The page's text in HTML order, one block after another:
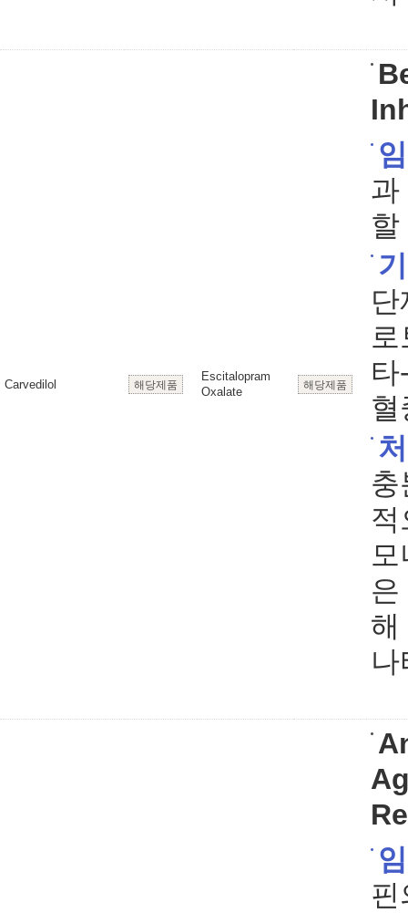
Carvedilol 해당제품
Escitalopram
Oxalate
해당제품
과
할
타
혈
충
적
은
해
핀